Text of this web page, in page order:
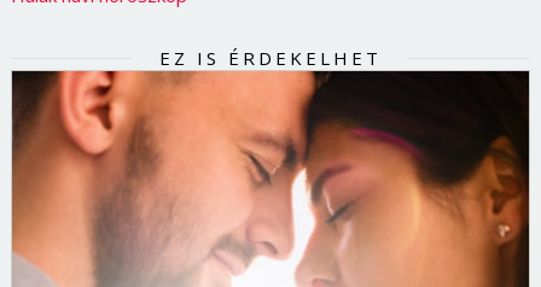
EZ IS ÉRDEKELHET